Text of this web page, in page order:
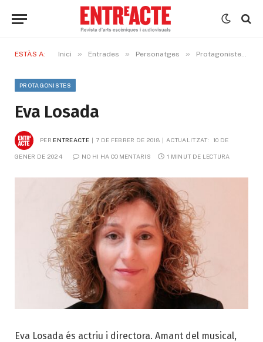
ESTÀS A: Inici » Entrades » Personatges » Protagonistes
PROTAGONISTES
Eva Losada
PER ENTREACTE 7 DE FEBRER DE 2018 ACTUALITZAT: 10 DE
GENER DE 2024 NO HI HA COMENTARIS 1 MINUT DE LECTURA
Eva Losada és actriu i directora. Amant del musical,